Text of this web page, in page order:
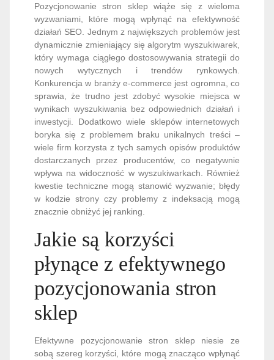
Pozycjonowanie stron sklep wiąże się z wieloma
wyzwaniami, które mogą wpłynąć na efektywność
działań SEO. Jednym z największych problemów jest
dynamicznie zmieniający się algorytm wyszukiwarek,
który wymaga ciągłego dostosowywania strategii do
nowych wytycznych i trendów rynkowych.
Konkurencja w branży e-commerce jest ogromna, co
sprawia, że trudno jest zdobyć wysokie miejsca w
wynikach wyszukiwania bez odpowiednich działań i
inwestycji. Dodatkowo wiele sklepów internetowych
boryka się z problemem braku unikalnych treści –
wiele firm korzysta z tych samych opisów produktów
dostarczanych przez producentów, co negatywnie
wpływa na widoczność w wyszukiwarkach. Również
kwestie techniczne mogą stanowić wyzwanie; błędy
w kodzie strony czy problemy z indeksacją mogą
znacznie obniżyć jej ranking.
Jakie są korzyści
płynące z efektywnego
pozycjonowania stron
sklep
Efektywne pozycjonowanie stron sklep niesie ze
sobą szereg korzyści, które mogą znacząco wpłynąć